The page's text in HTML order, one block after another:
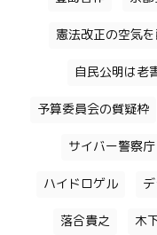
憲法改正の空気
自民公明は老
予算委員会の質疑枠
サイバー警察庁
ハイドロゲル
落合貴之 木